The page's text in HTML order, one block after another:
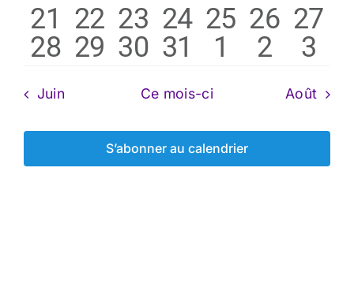
évènements
évènements
évènement
évènements
0
évènements
21 0
évènements
22 1
évènement
23 0
évènements
24 0
25 0
26 0
27
0
évènements
28 0
évènements
29 0
évènements
30 0
évènements
31
0
1
0
2
0
3
Juin Ce mois-ci Août
S’abonner au calendrier